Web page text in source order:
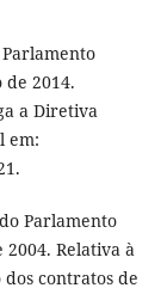
Parlamento
2014.
a Diretiva
em:
Parlamento
Relativa à
contratos de